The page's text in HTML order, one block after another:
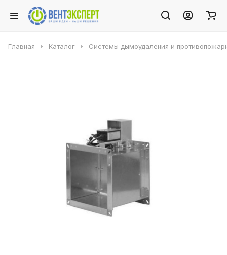
Главная Каталог Системы дымоудаления и